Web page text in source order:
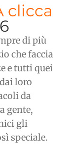
clicca
di più
che faccia
e tutti quei
loro
da
gente,
gli
speciale.